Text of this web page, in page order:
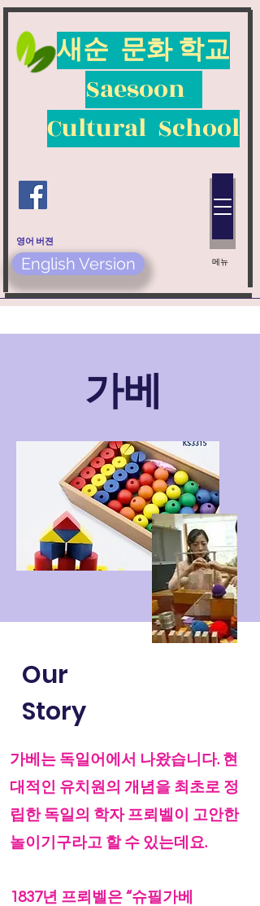
새순 문화 학교
​Saesoon
Cultural School
​메뉴
​영어 버젼
English Version
가베
Our
Story
가베는 독일어에서 나왔습니다. 현
대적인 유치원의 개념을 최초로 정
립한 독일의 학자 프뢰벨이 고안한
놀이기구라고 할 수 있는데요.
1837년 프뢰벨은 “슈필가베